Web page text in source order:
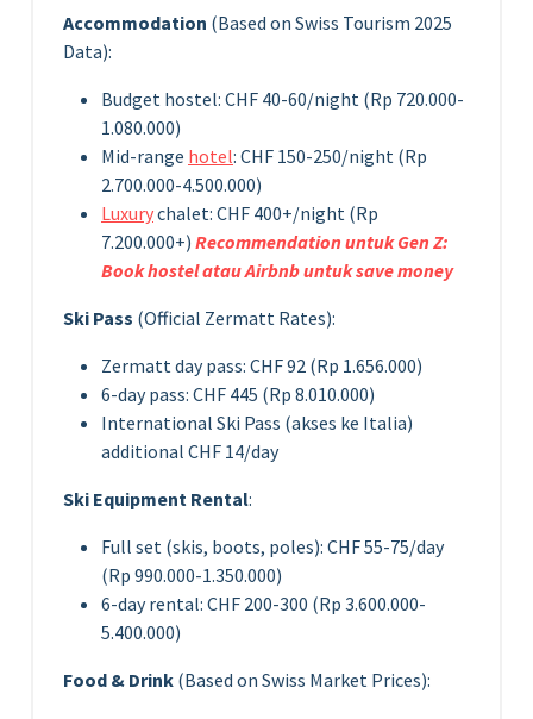
Accommodation (Based on Swiss Tourism 2025
Data):
Budget hostel: CHF 40-60/night (Rp 720.000-
1.080.000)
Mid-range hotel: CHF 150-250/night (Rp
2.700.000-4.500.000)
Luxurychalet: CHF 400+/night (Rp
7.200.000+) Recommendation untuk Gen Z:
Book hostel atau Airbnb untuk save money
Ski Pass (Official Zermatt Rates):
Zermatt day pass: CHF 92 (Rp 1.656.000)
6-day pass: CHF 445 (Rp 8.010.000)
International Ski Pass (akses ke Italia)
additional CHF 14/day
Ski Equipment Rental:
Full set (skis, boots, poles): CHF 55-75/day
(Rp 990.000-1.350.000)
6-day rental: CHF 200-300 (Rp 3.600.000-
5.400.000)
Food & Drink (Based on Swiss Market Prices):